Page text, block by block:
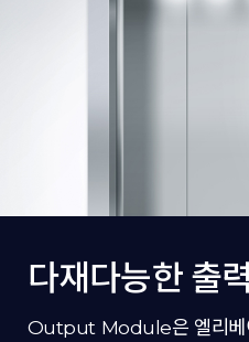
다재다능한 출
Output Module은 엘리베